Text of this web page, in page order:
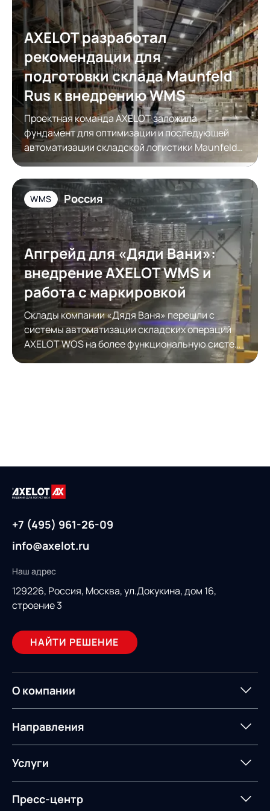
AXELOT разработал
рекомендации для
подготовки склада Maunfeld
Rus к внедрению WMS
Проектная команда AXELOT заложила
фундамент для оптимизации и последующей
автоматизации складской логистики Maunfeld
Rus
WMS Россия
Апгрейд для «Дяди Вани»:
внедрение AXELOT WMS и
работа с маркировкой
Склады компании «Дядя Ваня» перешли с
системы автоматизации складских операций
AXELOT WOS на более функциональную систему
автоматизации складской логистики AXELOT
+7 (495) 961-26-09
info@axelot.ru
Наш адрес
129226, Россия, Москва, ул.Докукина, дом 16,
строение 3
НАЙТИ РЕШЕНИЕ
О компании
О компании
ИТ-аккредитация
Импортозамещение
Направления
Управление цепями
поставок
Управление складами
Услуги
Логистический
Пресс-центр